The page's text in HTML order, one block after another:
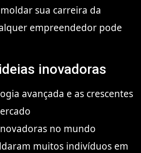
sua carreira da
empreendedor pode
inovadoras
avançada e as crescentes
no mundo
muitos indivíduos em